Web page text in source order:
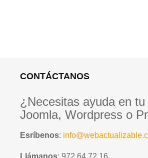
CONTÁCTANOS
¿Necesitas ayuda en
Joomla, Wordpress o
Esríbenos:
Llámanos: 972 64 72 16